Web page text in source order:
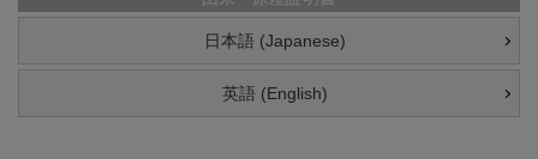
日本語 (Japanese)
英語 (English)